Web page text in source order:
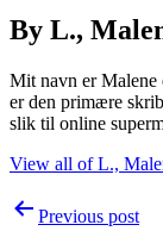
By L.,
Mit navn er Malene
er den primære
slik til online
View all of L.,
PostPrevious post